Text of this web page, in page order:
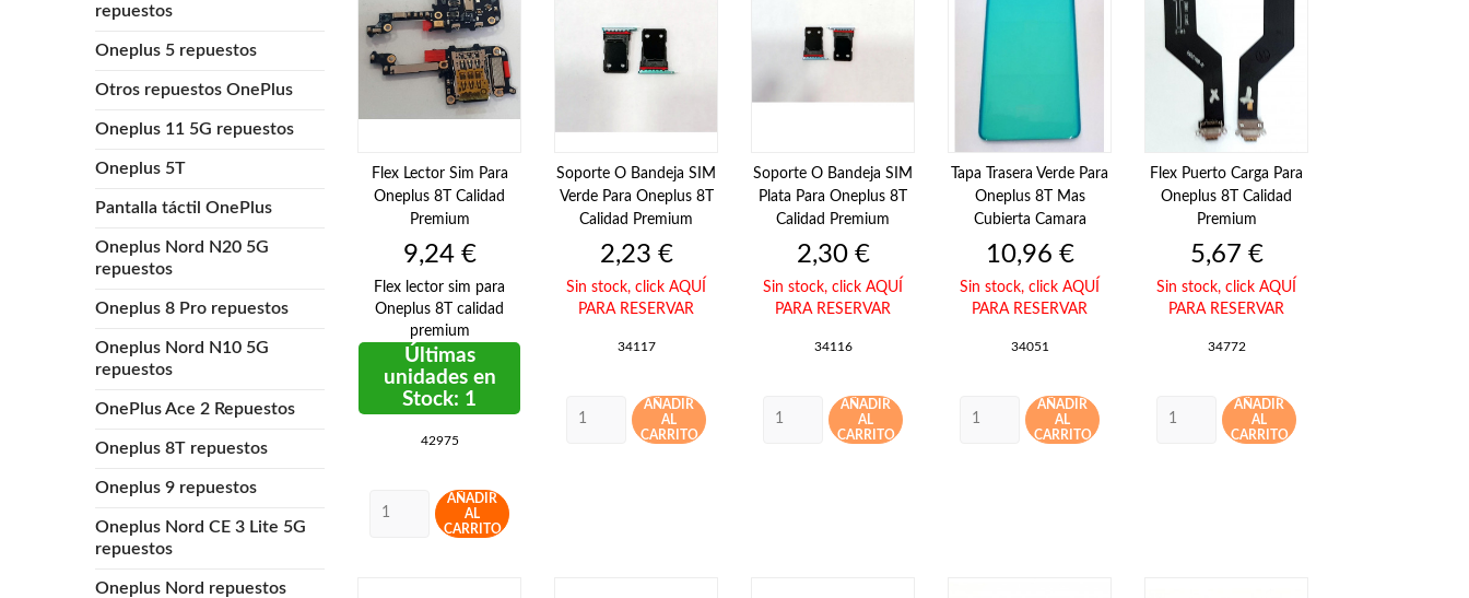
repuestos
Oneplus 5 repuestos
Otros repuestos OnePlus
Oneplus 11 5G repuestos
Oneplus 5T
Pantalla táctil OnePlus
Oneplus Nord N20 5G
repuestos
Oneplus 8 Pro repuestos
Oneplus Nord N10 5G
repuestos
OnePlus Ace 2 Repuestos
Oneplus 8T repuestos
Oneplus 9 repuestos
Oneplus Nord CE 3 Lite 5G
repuestos
Oneplus Nord repuestos
Flex Lector Sim Para
Oneplus 8T Calidad
Premium
Precio
9,24 €
Flex lector sim para
Oneplus 8T calidad
premium
Últimas
unidades en
Stock: 1
42975
AÑADIR
AL
CARRITO
Soporte O Bandeja SIM
Verde Para Oneplus 8T
Calidad Premium
Precio
2,23 €
Sin stock, click AQUÍ
PARA RESERVAR
34117
AÑADIR
AL
CARRITO
Soporte O Bandeja SIM
Plata Para Oneplus 8T
Calidad Premium
Precio
2,30 €
Sin stock, click AQUÍ
PARA RESERVAR
34116
AÑADIR
AL
CARRITO
Tapa Trasera Verde Para
Oneplus 8T Mas
Cubierta Camara
Precio
10,96 €
Sin stock, click AQUÍ
PARA RESERVAR
34051
AÑADIR
AL
CARRITO
Flex Puerto Carga Para
Oneplus 8T Calidad
Premium
Precio
5,67 €
Sin stock, click AQUÍ
PARA RESERVAR
34772
AÑADIR
AL
CARRITO